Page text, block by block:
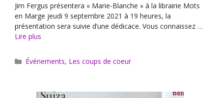
Jim Fergus présentera « Marie-Blanche » à la librairie Mots
en Marge jeudi 9 septembre 2021 à 19 heures, la
présentation sera suivie d’une dédicace. Vous connaissez …
Lire plus
Catégories
Événements, Les coups de coeur